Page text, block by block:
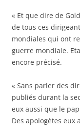
« Et que dire de
de tous ces
mondiales qui ont
guerre mondiale.
encore précisé.
« Sans parler des
publiés durant la
eux aussi que le
Des apologètes eux